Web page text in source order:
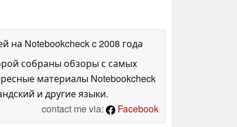
на Notebookcheckc 2008 года
собраны обзоры с самых
материалы Notebookcheck
и другие языки.
contact me via:
Facebook